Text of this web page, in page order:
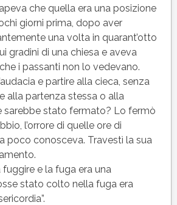
che quella era una posizione
giorni prima, dopo aver
una volta in quarant’otto
gradini di una chiesa e aveva
i passanti non lo vedevano.
e partire alla cieca, senza
alla partenza stessa o alla
sarebbe stato fermato? Lo fermò
l’orrore di quelle ore di
poco conosceva. Travestì la sua
fuggire e la fuga era una
stato colto nella fuga era